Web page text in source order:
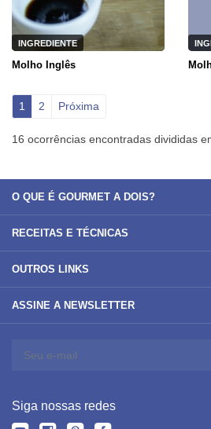
INGREDIENTE
Molho Inglês
1 2 Próxima
16 ocorrências encontradas divididas
O QUE É GOURMET A DOIS?
RECEITAS E TÉCNICAS
OUTROS LINKS
ASSINE A NEWSLETTER
Siga nossas redes